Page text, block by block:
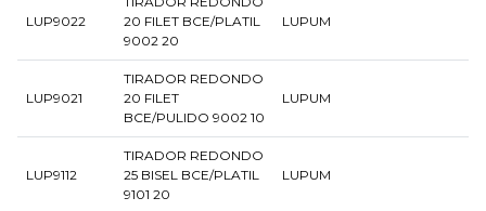
LUP9022
20 FILET BCE/PLATIL
9002 20
LUPUM
LUP9021
TIRADOR REDONDO
20 FILET
BCE/PULIDO 9002 10
LUPUM
LUP9112
TIRADOR REDONDO
25 BISEL BCE/PLATIL
9101 20
LUPUM